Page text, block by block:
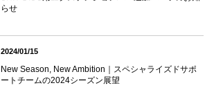
らせ
2024/01/15
New Season, New Ambition｜スペシャライズドサポ
ートチームの2024シーズン展望